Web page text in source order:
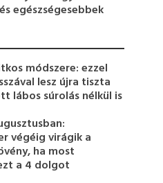
egészségesebbek
módszere: ezzel
lesz újra tiszta
lábos súrolás nélkül is
végéig virágik a
ha most
a 4 dolgot